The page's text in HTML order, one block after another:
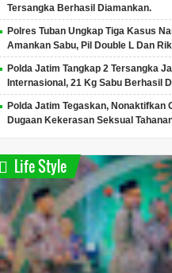
Tersangka Berhasil Diamankan.
Polres Tuban Ungkap Tiga Kasus
Amankan Sabu, Pil Double L Dan
Polda Jatim Tangkap 2 Tersangka
Internasional, 21 Kg Sabu Berhasil
Polda Jatim Tegaskan, Nonaktifkan
Dugaan Kekerasan Seksual
Life Style